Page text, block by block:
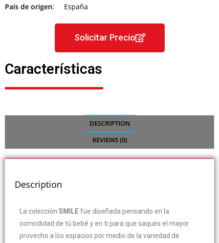
País de origen: España
Solicitar Precio
Características
DESCRIPTION
REVIEWS (0)
Description
La colección SMILEfue diseñada pensando en la
comodidad de tú bebé y en ti para que saques el mayor
provecho a los espacios por medio de la variedad de